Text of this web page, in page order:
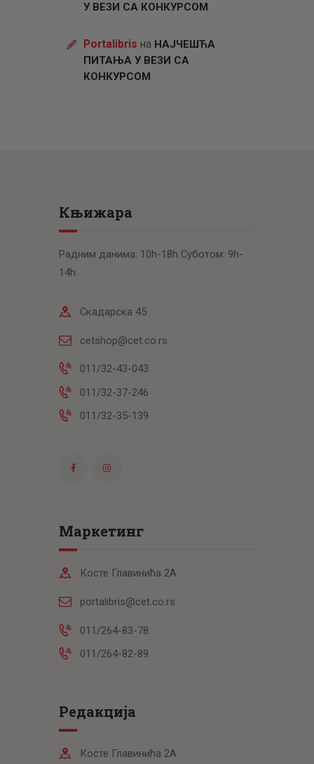
У ВЕЗИ СА КОНКУРСОМ
Portalibris на НАЈЧЕШЋА
ПИТАЊА У ВЕЗИ СА
КОНКУРСОМ
Књижара
Радним данима: 10h-18h Суботом: 9h-
14h
Скадарска 45
cetshop@cet.co.rs
011/32-43-043
011/32-37-246
011/32-35-139
Маркетинг
Косте Главинића 2А
portalibris@cet.co.rs
011/264-83-78
011/264-82-89
Редакција
Косте Главинића 2А